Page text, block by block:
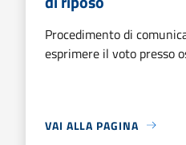
Procedimento di
esprimere il voto presso
VAI ALLA PAGINA